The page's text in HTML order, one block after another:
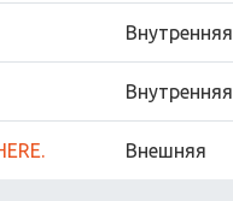
Внутренняя
Внутренняя
Внешняя